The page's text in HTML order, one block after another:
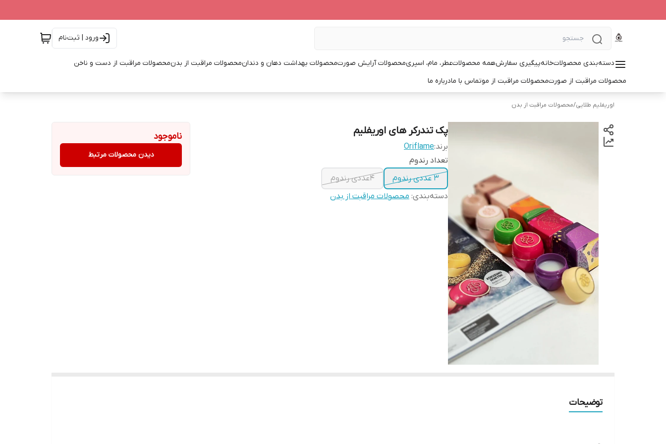
ورود | ثبت‌نام
دسته‌بندی محصولاتخانهپیگیری سفارشهمه محصولاتعطر، مام، اسپریمحصولات آرایش صورتمحصولات بهداشت دهان و دندانمحصولات مراقبت از بدنمحصولات مراقبت از دست و ناخن
محصولات مراقبت از صورتمحصولات مراقبت از موتماس با مادرباره ما
اوریفلیم طلایی/محصولات مراقبت از بدن
پک تندرکر های اوریفلیم
برند:Oriflame
تعداد رندوم
3 عددی رندوم
۴عددی رندوم
دسته‌بندی: محصولات مراقبت از بدن
ناموجود
دیدن محصولات مرتبط
توضیحات